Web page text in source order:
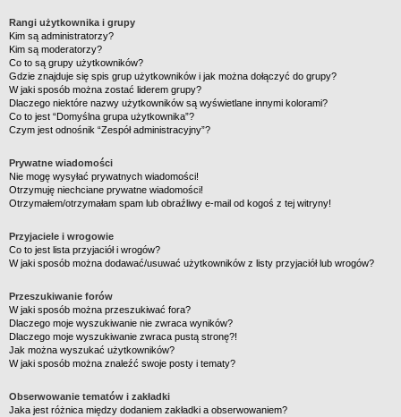
Rangi użytkownika i grupy
Kim są administratorzy?
Kim są moderatorzy?
Co to są grupy użytkowników?
Gdzie znajduje się spis grup użytkowników i jak można dołączyć do grupy?
W jaki sposób można zostać liderem grupy?
Dlaczego niektóre nazwy użytkowników są wyświetlane innymi kolorami?
Co to jest “Domyślna grupa użytkownika”?
Czym jest odnośnik “Zespół administracyjny”?
Prywatne wiadomości
Nie mogę wysyłać prywatnych wiadomości!
Otrzymuję niechciane prywatne wiadomości!
Otrzymałem/otrzymałam spam lub obraźliwy e-mail od kogoś z tej witryny!
Przyjaciele i wrogowie
Co to jest lista przyjaciół i wrogów?
W jaki sposób można dodawać/usuwać użytkowników z listy przyjaciół lub wrogów?
Przeszukiwanie forów
W jaki sposób można przeszukiwać fora?
Dlaczego moje wyszukiwanie nie zwraca wyników?
Dlaczego moje wyszukiwanie zwraca pustą stronę?!
Jak można wyszukać użytkowników?
W jaki sposób można znaleźć swoje posty i tematy?
Obserwowanie tematów i zakładki
Jaka jest różnica między dodaniem zakładki a obserwowaniem?